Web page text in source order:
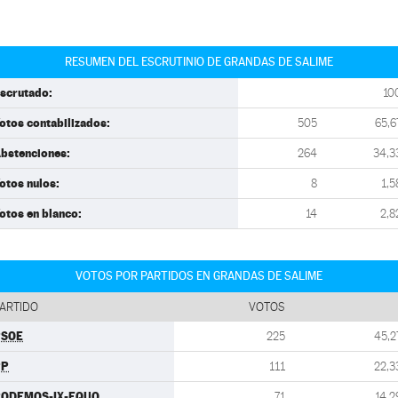
RESUMEN DEL ESCRUTINIO DE GRANDAS DE SALIME
contabilizados: 505
264
nulos: 8
en blanco: 14
VOTOS POR PARTIDOS EN GRANDAS DE SALIME
VOTOS
225
111